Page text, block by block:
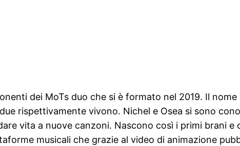
dei MoTs duo che si è formato nel 2019. Il nome
rispettivamente vivono. Nichel e Osea si sono
vita a nuove canzoni. Nascono così i primi brani e
musicali che grazie al video di animazione